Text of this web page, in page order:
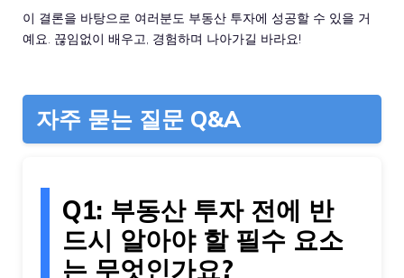
이 결론을 바탕으로 여러분도 부동산 투자에 성공할 수 있을 거
예요. 끊임없이 배우고, 경험하며 나아가길 바라요!
자주 묻는 질문 Q&A
Q1: 부동산 투자 전에 반
드시 알아야 할 필수 요소
는 무엇인가요?